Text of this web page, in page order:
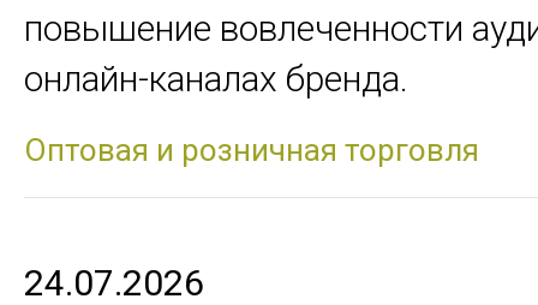
повышение вовлеченности
онлайн-каналах бренда.
Оптовая и розничная торговля
24.07.2026